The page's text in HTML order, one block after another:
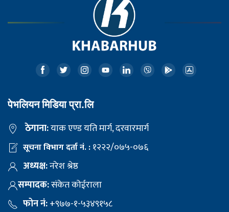
पेभलियन मिडिया प्रा.लि
ठेगाना:याक एण्ड यति मार्ग, दरवारमार्ग
सूचना विभाग दर्ता नं. :१२२२/०७५-०७६
अध्यक्ष:नरेश श्रेष्ठ
सम्पादक:संकेत कोईराला
फोन नं:+९७७-१-५३४९१५८